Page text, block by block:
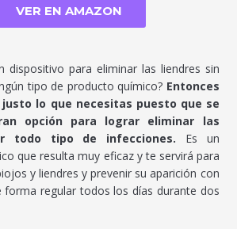
VER EN AMAZON
dispositivo para eliminar las liendres sin
tipo de producto químico? Entonces
lo que necesitas puesto que se
opción para lograr eliminar las
todo tipo de infecciones. Es un
que resulta muy eficaz y te servirá para
y liendres y prevenir su aparición con
forma regular todos los días durante dos